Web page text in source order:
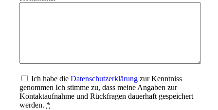
Ich habe dieDatenschutzerklärung zur Kenntniss
genommen Ich stimme zu, dass meine Angaben zur
Kontaktaufnahme und Rückfragen dauerhaft gespeichert
werden. *